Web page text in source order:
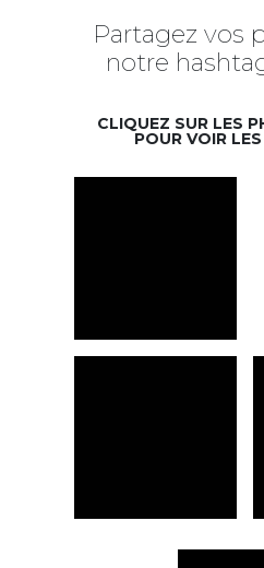
Partagez vos
notre
CLIQUEZ SUR LES
POUR VOIR